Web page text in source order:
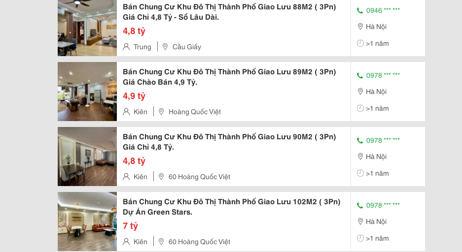
Bán Chung Cư Khu Đô Thị Thành Phố Giao Lưu 88M2 ( 3Pn)
Giá Chỉ 4,8 Tỷ - Sổ Lâu Dài.
4,8 tỷ
Trung Cầu Giấy
0946 *** ***
Hà Nội
>1 năm
Bán Chung Cư Khu Đô Thị Thành Phố Giao Lưu 89M2 ( 3Pn)
Giá Chào Bán 4,9 Tỷ.
4,9 tỷ
Kiên Hoàng Quốc Việt
0978 *** ***
Hà Nội
>1 năm
Bán Chung Cư Khu Đô Thị Thành Phố Giao Lưu 90M2 ( 3Pn)
Giá Chỉ 4,8 Tỷ.
4,8 tỷ
Kiên 60 Hoàng Quốc Việt
0978 *** ***
Hà Nội
>1 năm
Bán Chung Cư Khu Đô Thị Thành Phố Giao Lưu 102M2 ( 3Pn)
Dự Án Green Stars.
7 tỷ
Kiên 60 Hoàng Quốc Việt
0978 *** ***
Hà Nội
>1 năm